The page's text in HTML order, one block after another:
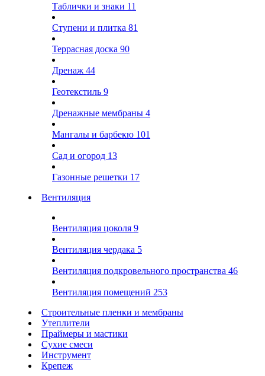
Таблички и знаки 11
Ступени и плитка 81
Террасная доска 90
Дренаж 44
Геотекстиль 9
Дренажные мембраны 4
Мангалы и барбекю 101
Сад и огород 13
Газонные решетки 17
Вентиляция
Вентиляция цоколя 9
Вентиляция чердака 5
Вентиляция подкровельного пространства 46
Вентиляция помещений 253
Строительные пленки и мембраны
Утеплители
Праймеры и мастики
Сухие смеси
Инструмент
Крепеж